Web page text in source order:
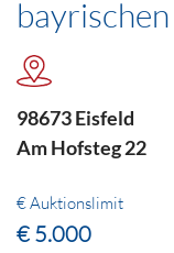
98673 Eisfeld
Am Hofsteg 22
€ Auktionslimit
€ 5.000